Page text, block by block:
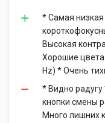
* Самая
Высокая
Хорошие цвета
Hz) * Очень
* Видно радугу
кнопки смены
Много лишних